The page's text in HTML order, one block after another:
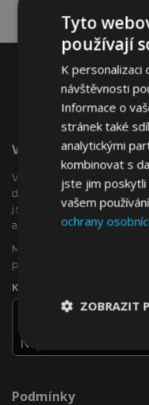
Vítejte Na
VTVauto je
dodavatelem
jsou např .: ozdobné
autopotahy, autorohože,
Máte zájem o
partnerem?
Kontaktujte nás ještě
Podmínky
Tyto
používají
K personalizaci
návštěvnosti
Informace o
stránek také
analytickými
kombinovat s
jste jim
vašem
ochrany
ZOBRAZIT
nutné